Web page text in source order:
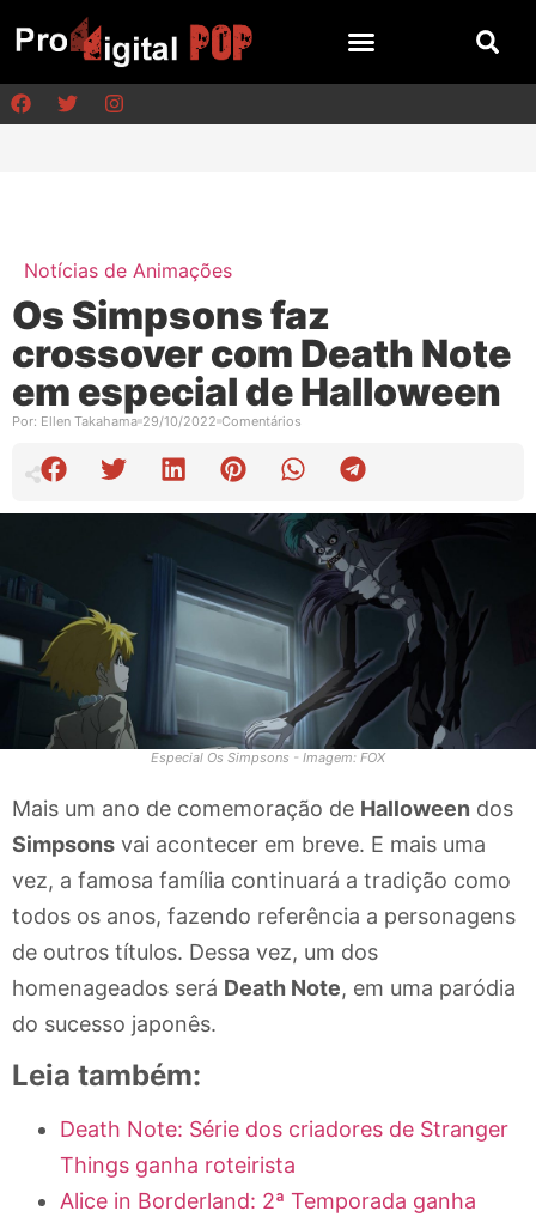
Notícias de Animações
Os Simpsons faz
crossover com Death Note
em especial de Halloween
Por: Ellen Takahama 29/10/2022 Comentários
Especial Os Simpsons - Imagem: FOX
Mais um ano de comemoração de Halloween dos
Simpsons vai acontecer em breve. E mais uma
vez, a famosa família continuará a tradição como
todos os anos, fazendo referência a personagens
de outros títulos. Dessa vez, um dos
homenageados será Death Note, em uma paródia
do sucesso japonês.
Leia também:
Death Note: Série dos criadores de Stranger
Things ganha roteirista
Alice in Borderland: 2ª Temporada ganha